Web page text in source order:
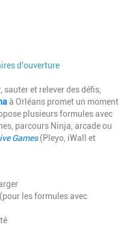
d'ouverture
et relever des défis,
à Orléans promet un moment
plusieurs formules avec
parcours Ninja, arcade ou
Games(Pleyo, iWall et
les formules avec